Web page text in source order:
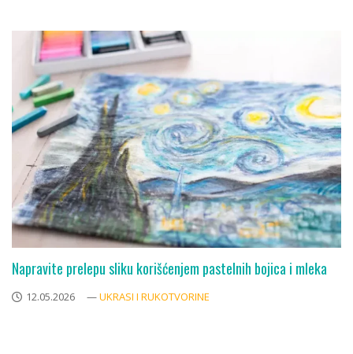
Napravite prelepu sliku korišćenjem pastelnih bojica i mleka
12.05.2026 —UKRASI I RUKOTVORINE